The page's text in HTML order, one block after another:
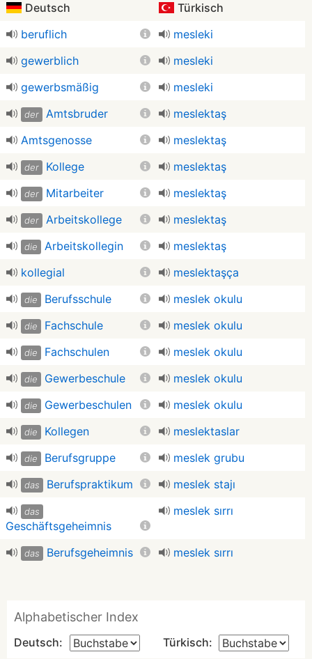
Deutsch
Türkisch
beruflich
mesleki
gewerblich
mesleki
gewerbsmäßig
mesleki
der Amtsbruder
meslektaş
Amtsgenosse
meslektaş
der Kollege meslektaş
der Mitarbeiter meslektaş
der Arbeitskollege meslektaş
die Arbeitskollegin
meslektaş
kollegial
meslektaşça
die Berufsschule meslek okulu
die Fachschule meslek okulu
die Fachschulen meslek okulu
die Gewerbeschule meslek okulu
die Gewerbeschulen meslek okulu
die Kollegen meslektaslar
die Berufsgruppe meslek grubu
das Berufspraktikum meslek stajı
das
Geschäftsgeheimnis
meslek sırrı
das Berufsgeheimnis meslek sırrı
Alphabetischer Index
Deutsch: Türkisch: